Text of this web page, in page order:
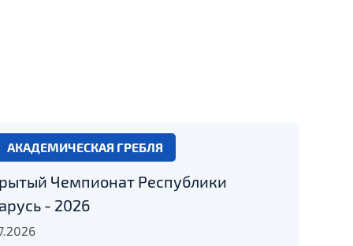
АКАДЕМИЧЕСКАЯ ГРЕБЛЯ
Чемпионат Республики
- 2026